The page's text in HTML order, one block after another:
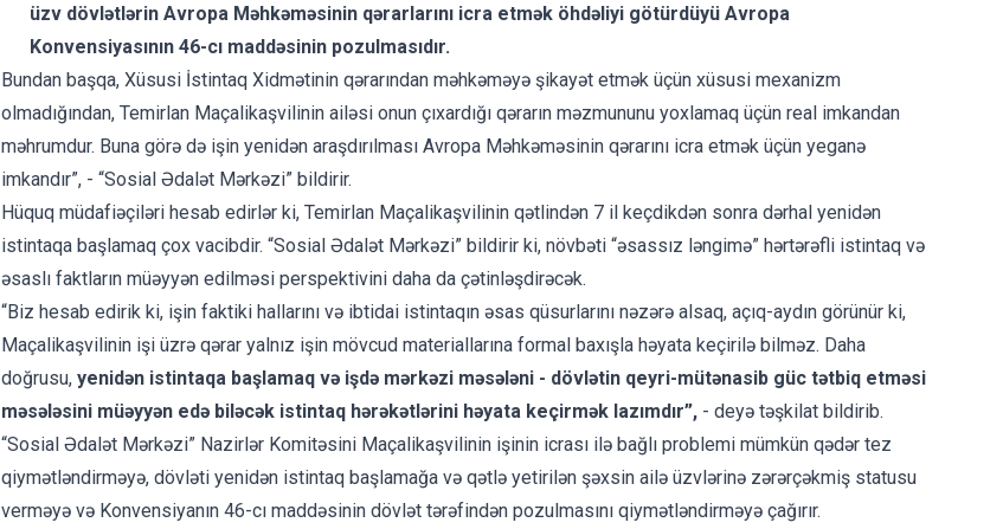
üzv dövlətlərin Avropa Məhkəməsinin qərarlarını icra etmək öhdəliyi götürdüyü Avropa
Konvensiyasının 46-cı maddəsinin pozulmasıdır.
Bundan başqa, Xüsusi İstintaq Xidmətinin qərarından məhkəməyə şikayət etmək üçün xüsusi mexanizm
olmadığından, Temirlan Maçalikaşvilinin ailəsi onun çıxardığı qərarın məzmununu yoxlamaq üçün real imkandan
məhrumdur. Buna görə də işin yenidən araşdırılması Avropa Məhkəməsinin qərarını icra etmək üçün yeganə
imkandır”, - “Sosial Ədalət Mərkəzi” bildirir.
Hüquq müdafiəçiləri hesab edirlər ki, Temirlan Maçalikaşvilinin qətlindən 7 il keçdikdən sonra dərhal yenidən
istintaqa başlamaq çox vacibdir. “Sosial Ədalət Mərkəzi” bildirir ki, növbəti “əsassız ləngimə” hərtərəfli istintaq və
əsaslı faktların müəyyən edilməsi perspektivini daha da çətinləşdirəcək.
“Biz hesab edirik ki, işin faktiki hallarını və ibtidai istintaqın əsas qüsurlarını nəzərə alsaq, açıq-aydın görünür ki,
Maçalikaşvilinin işi üzrə qərar yalnız işin mövcud materiallarına formal baxışla həyata keçirilə bilməz. Daha
doğrusu, yenidən istintaqa başlamaq və işdə mərkəzi məsələni - dövlətin qeyri-mütənasib güc tətbiq etməsi
məsələsini müəyyən edə biləcək istintaq hərəkətlərini həyata keçirmək lazımdır”, - deyə təşkilat bildirib.
“Sosial Ədalət Mərkəzi” Nazirlər Komitəsini Maçalikaşvilinin işinin icrası ilə bağlı problemi mümkün qədər tez
qiymətləndirməyə, dövləti yenidən istintaq başlamağa və qətlə yetirilən şəxsin ailə üzvlərinə zərərçəkmiş statusu
verməyə və Konvensiyanın 46-cı maddəsinin dövlət tərəfindən pozulmasını qiymətləndirməyə çağırır.